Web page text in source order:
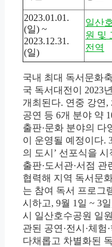
2023.01.01.
(일) ~
2023.12.31.
(일)
일산
원 및
전역
국내 최대 독서문화
국 독서대전이 2023
개최된다. 연중 강연,
공연 등 6개 분야 약
출판·문화 분야의 다
이 운영될 예정이다.
의 도시’ 선포식을 시
출판·도서관·서점 관
협력해 지역 독서문
는 참여 독서 프로그
시하고, 9월 1일 ~ 3
시 일산호수공원 일
관된 공연·전시·체험
다채롭고 차별화된